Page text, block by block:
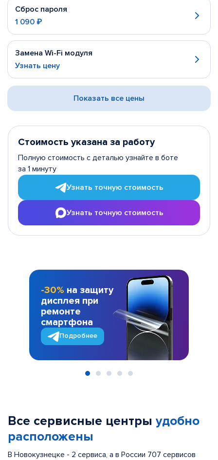
Сброс пароля
1 090 ₽
Замена Wi-Fi модуля
Узнать цену
Показать все цены
Стоимость указана за работу
Полную стоимость с деталью узнайте в боте
за 1 минуту
Узнать точную стоимость
Узнать точную стоимость
-30% на защиту
дисплея при
ремонте
смартфона
Подробнее
Все сервисные центры удобно
расположены
В Новокузнецке - 2 сервиса, а в России 707 сервисов